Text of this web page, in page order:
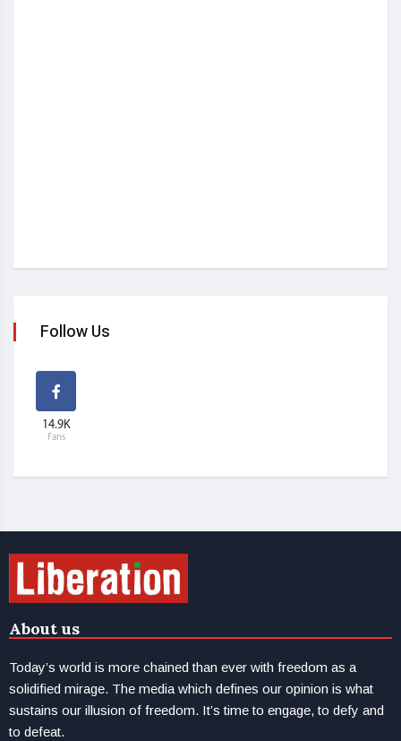
Follow Us
14.9K
Fans
About us
Today’s world is more chained than ever with freedom as a
solidified mirage. The media which defines our opinion is what
sustains our illusion of freedom. It’s time to engage, to defy and
to defeat.